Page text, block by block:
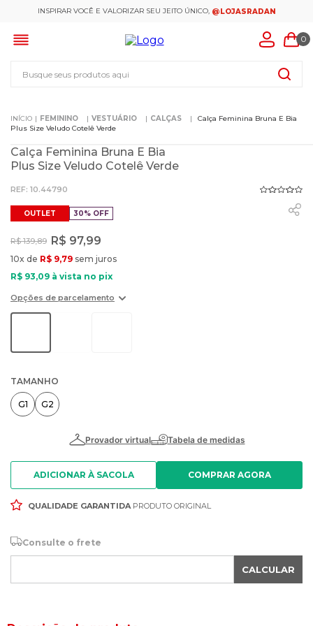
INSPIRAR VOCÊ E VALORIZAR SEU JEITO ÚNICO, @LOJASRADAN
0
FEMININO VESTUÁRIO CALÇAS
Calça Feminina Bruna E Bia
Plus Size Veludo Cotelê Verde
Calça Feminina Bruna E Bia
Plus Size Veludo Cotelê Verde
: 10.44790
OUTLET 30% OFF
R$ 139,89 R$ 97,99
10x de R$ 9,79 sem juros
R$ 93,09 à vista no pix
Opções de parcelamento
TAMANHO
G1 G2
ADICIONAR À SACOLA
QUALIDADE GARANTIDAPRODUTO ORIGINAL
Consulte o frete
CALCULAR